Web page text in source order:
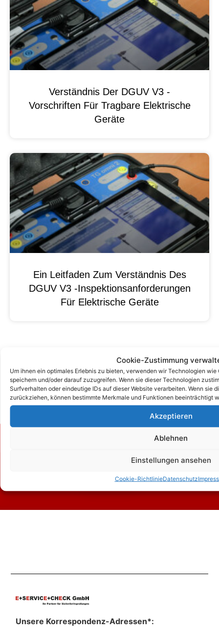
Cookie-Zustimmung
Um ihnen ein optimales Erlebnis zu bieten, verwenden wir Technologien
speichern und/oder darauf zuzugreifen. Wenn sie dieser Technologien
Surfverhalten oder eindeutige IDs auf dieser Website verarbeiten. Wenn sie
zurückziehen, können bestimmte Merkmale und Funktionen beeinträchtigt
Akzeptieren
Ablehnen
Einstellungen ansehen
Cookie-RichtlinieDatenschutz
Verständnis Der DGUV V3 -
Vorschriften Für Tragbare Elektrische
Geräte
Ein Leitfaden Zum Verständnis Des
DGUV V3 -Inspektionsanforderungen
Für Elektrische Geräte
Zum Kontaktformular
Kontakt
Unsere Korrespondenz-Adressen*: